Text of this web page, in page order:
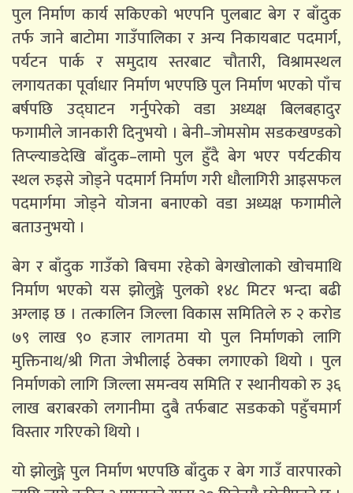
पुल निर्माण कार्य सकिएको भएपनि पुलबाट बेग र बाँदुक
तर्फ जाने बाटोमा गाउँपालिका र अन्य निकायबाट पदमार्ग,
पर्यटन पार्क र समुदाय स्तरबाट चौतारी, विश्रामस्थल
लगायतका पूर्वाधार निर्माण भएपछि पुल निर्माण भएको पाँच
बर्षपछि उद्घाटन गर्नुपरेको वडा अध्यक्ष बिलबहादुर
फगामीले जानकारी दिनुभयो । बेनी–जोमसोम सडकखण्डको
तिप्ल्याङदेखि बाँदुक–लामो पुल हुँदै बेग भएर पर्यटकीय
स्थल रुइसे जोड्ने पदमार्ग निर्माण गरी धौलागिरी आइसफल
पदमार्गमा जोड्ने योजना बनाएको वडा अध्यक्ष फगामीले
बताउनुभयो ।
बेग र बाँदुक गाउँको बिचमा रहेको बेगखोलाको खोचमाथि
निर्माण भएको यस झोलुङ्गे पुलको १४८ मिटर भन्दा बढी
अग्लाइ छ । तत्कालिन जिल्ला विकास समितिले रु २ करोड
७९ लाख ९० हजार लागतमा यो पुल निर्माणको लागि
मुक्तिनाथ/श्री गिता जेभीलाई ठेक्का लगाएको थियो । पुल
निर्माणको लागि जिल्ला समन्वय समिति र स्थानीयको रु ३६
लाख बराबरको लगानीमा दुबै तर्फबाट सडकको पहुँचमार्ग
विस्तार गरिएको थियो ।
यो झोलुङ्गे पुल निर्माण भएपछि बाँदुक र बेग गाउँ वारपारको